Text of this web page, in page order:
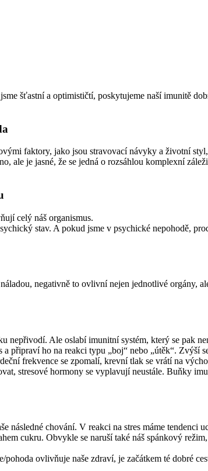
šťastní a optimističtí, poskytujeme naší imunitě
faktory, jako jsou stravovací návyky a životní
ale je jasné, že se jedná o rozsáhlou komplexní
celý náš organismus.
stav. A pokud jsme v psychické nepohodě,
negativně to ovlivní nejen jednotlivé orgány,
nepřivodí. Ale oslabí imunitní systém, který se pak
připraví ho na reakci typu „boj“ nebo „útěk“.
frekvence se zpomalí, krevní tlak se vrátí na
stresové hormony se vyplavují neustále. Buňky
následné chování. V reakci na stres máme
cukru. Obvykle se naruší také náš spánkový
ovlivňuje naše zdraví, je začátkem té dobré